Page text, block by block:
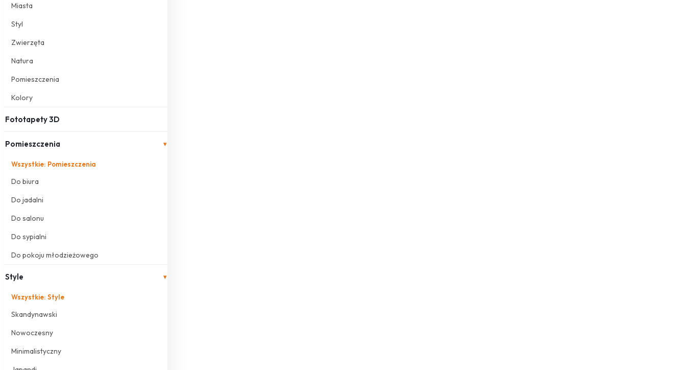
Miasta
Styl
Zwierzęta
Natura
Pomieszczenia
Kolory
Fototapety 3D
Pomieszczenia ▾
Wszystkie: Pomieszczenia
Do biura
Do jadalni
Do salonu
Do sypialni
Do pokoju młodzieżowego
Style ▾
Wszystkie: Style
Skandynawski
Nowoczesny
Minimalistyczny